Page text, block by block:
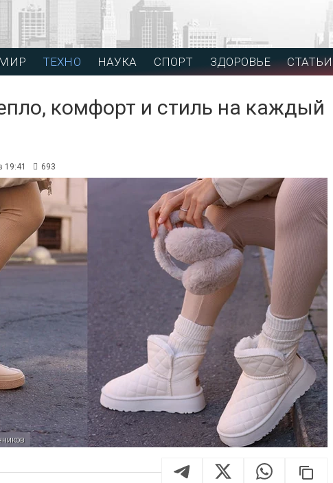
МИР ТЕХНО НАУКА СПОРТ ЗДОРОВЬЕ СТАТЬИ
комфорт и стиль на каждый
19:41 693